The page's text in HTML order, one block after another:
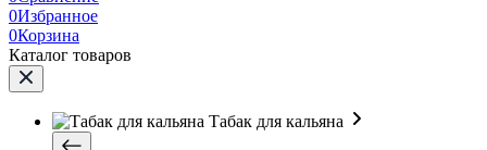
0Избранное
0Корзина
Каталог товаров
Табак для кальяна